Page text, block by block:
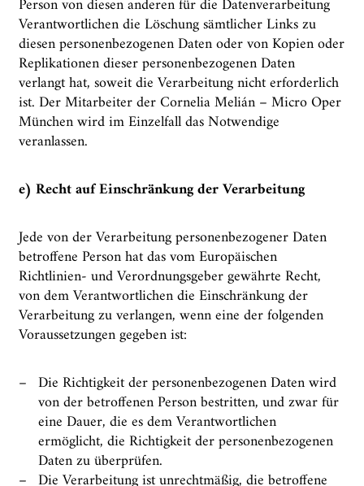
Person von diesen anderen für die Datenverarbeitung
Verantwortlichen die Löschung sämtlicher Links zu
diesen personenbezogenen Daten oder von Kopien oder
Replikationen dieser personenbezogenen Daten
verlangt hat, soweit die Verarbeitung nicht erforderlich
ist. Der Mitarbeiter der Cornelia Melián – Micro Oper
München wird im Einzelfall das Notwendige
veranlassen.
e) Recht auf Einschränkung der Verarbeitung
Jede von der Verarbeitung personenbezogener Daten
betroffene Person hat das vom Europäischen
Richtlinien- und Verordnungsgeber gewährte Recht,
von dem Verantwortlichen die Einschränkung der
Verarbeitung zu verlangen, wenn eine der folgenden
Voraussetzungen gegeben ist:
Die Richtigkeit der personenbezogenen Daten wird
von der betroffenen Person bestritten, und zwar für
eine Dauer, die es dem Verantwortlichen
ermöglicht, die Richtigkeit der personenbezogenen
Daten zu überprüfen.
Die Verarbeitung ist unrechtmäßig, die betroffene